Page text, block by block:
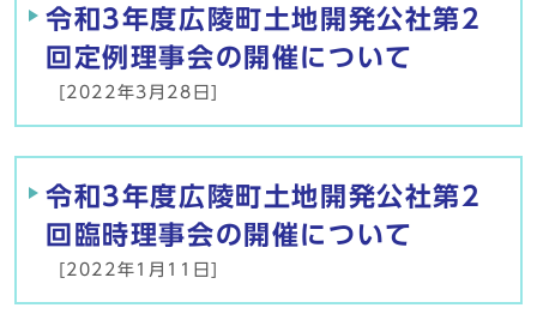
令和3年度広陵町土地開発公社第2
回定例理事会の開催について
[2022年3月28日]
令和3年度広陵町土地開発公社第2
回臨時理事会の開催について
[2022年1月11日]